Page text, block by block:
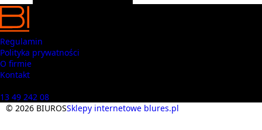
Regulamin
Polityka prywatności
O firmie
Kontakt
13 49 242 08
© 2026 BIUROSSklepy internetowe blures.pl